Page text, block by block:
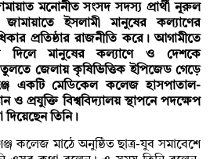
মনোনীত সংসদ সদস্য প্রার্থী নূরুল
ইসলামী মানুষের কল্যাণের
প্রতিষ্ঠার রাজনীতি করে। আগামীতে
দিলে মানুষের কল্যাণে ও দেশকে
জেলায় কৃষিভিত্তিক ইপিজেড গেড়ে
একটি মেডিকেল কলেজ হাসপাতাল-
ও প্রযুক্তি বিশ্ববিদ্যালয় স্থাপনে পদক্ষেপ
তিনি।
কলেজ মাঠে অনুষ্ঠিত ছাত্র-যুব সমাবেশে